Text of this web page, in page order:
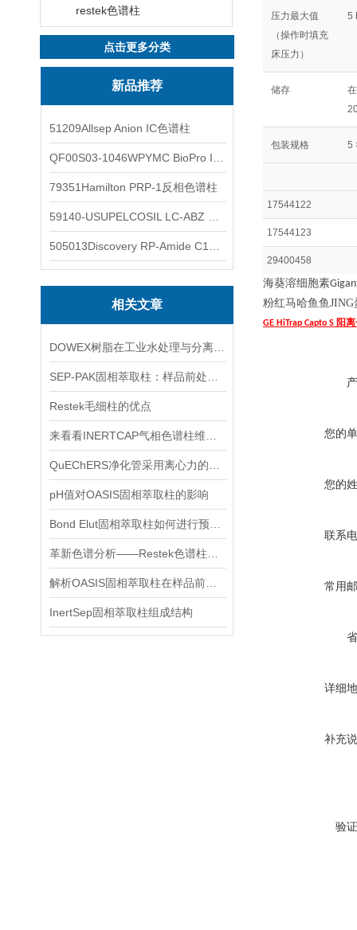
restek色谱柱
点击更多分类
新品推荐
51209Allsep Anion IC色谱柱
79351Hamilton PRP-1反相色谱柱
相关文章
Restek毛细柱的优点
pH值对OASIS固相萃取柱的影响
InertSep固相萃取柱组成结构
压力最大值
（操作时填充
床压力）
5
储存
在
包装规格 5
17544122
17544123
29400458
海葵溶细胞素
粉红马哈鱼鱼
GE HiTrap Capto S 阳
您的
您的
联系
常用
详细
补充
验